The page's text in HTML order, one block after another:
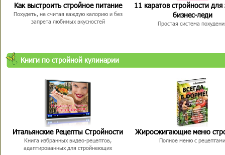
Как выстроить стройное питание
Похудеть, не считая каждую калорию и без
запрета любимых вкусностей
11 каратов стройности для
бизнес-леди
Простая система
Книги по стройной кулинарии
Итальянские Рецепты Стройности
Книга избранных видео-рецептов,
адаптированных для стройнеющих
Жиросжигающие меню
Полное меню с рецептами